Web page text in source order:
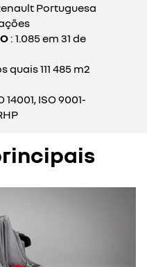
Portuguesa
: 1.085 em 31 de
quais 111 485 m2
14001, ISO 9001-